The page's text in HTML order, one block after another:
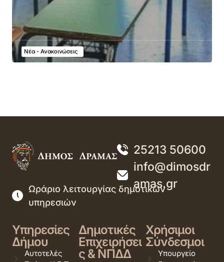
Νέα - Ανακοινώσεις
25213 50600
info@dimosdr
amas.gr
Ωράριο λειτουργίας δημοτικών
υπηρεσιών
Υπηρεσίες
Δήμου
Αυτοτελές
Δημοτικές
Επιχειρήσει
ς & ΝΠΔΔ
Χρήσιμοι
Σύνδεσμοι
Υπουργείο